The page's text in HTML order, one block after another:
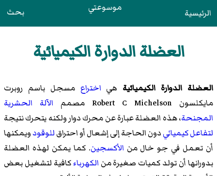
الرئيسية موسوعتي بحث
العضلة الدوارة الكيميائية
العضلة الدوارة الكيميائية هي اختراع مسجل باسم روبرت
مايكلسون Robert C Michelson مصمم
الآلة الحشرية
المجنحة، هذه العضلة عبارة عن محرك دوار ولكنه يتحرك نتيجة
لتفاعل كيميائيدون الحاجة إلى إشعال أو احتراقللوقودويمكنها
أن تعمل في جو خال من الأكسجين. كما يمكن لهذه العضلة
بدورانها أن تولد كميات صغيرة من الكهرباءكافية لتشغيل بعض